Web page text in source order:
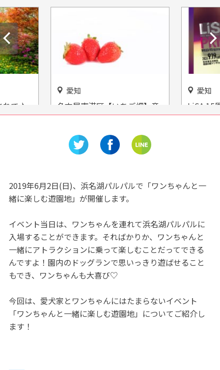
れて♪
空の
愛知
名古屋市港区【いちご畑】章
姫や紅ほっぺを堪能しちゃお
愛知
LiSA 15
～LiFE
2019年6月2日(日)、浜名湖パルパルで「ワンちゃんと一
緒に楽しむ遊園地」が開催します。
イベント当日は、ワンちゃんを連れて浜名湖パルパルに
入場することができます。そればかりか、ワンちゃんと
一緒にアトラクションに乗って楽しむことだってできる
んですよ！園内のドッグランで思いっきり遊ばせること
もでき、ワンちゃんも大喜び♡
今回は、愛犬家とワンちゃんにはたまらないイベント
「ワンちゃんと一緒に楽しむ遊園地」についてご紹介し
ます！